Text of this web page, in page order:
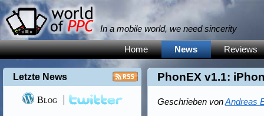
In a mobile world, we need sincerity
Home News Reviews
PhonEX v1.1:
Geschrieben vonAndreas
Letzte News
Blog